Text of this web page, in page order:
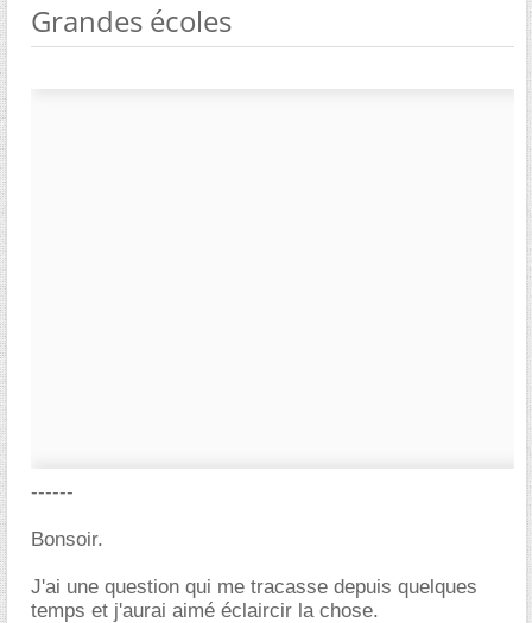
Grandes écoles
------
Bonsoir.
J'ai une question qui me tracasse depuis quelques
temps et j'aurai aimé éclaircir la chose.